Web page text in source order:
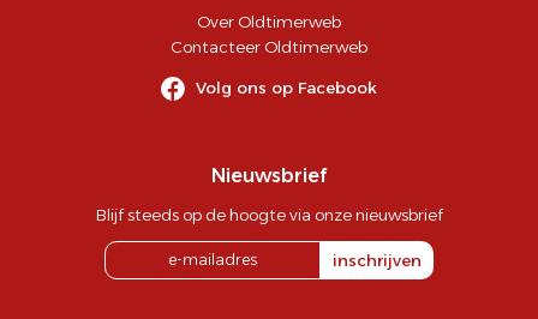
Over Oldtimerweb
Contacteer Oldtimerweb
Volg ons op Facebook
Nieuwsbrief
Blijf steeds op de hoogte via onze nieuwsbrief
inschrijven